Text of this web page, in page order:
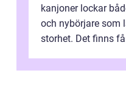
kanjoner lockar
och nybörjare som
storhet. Det finns